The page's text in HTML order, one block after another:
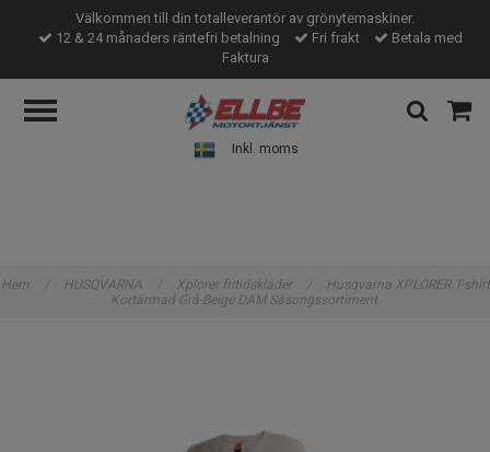
Välkommen till din totalleverantör av grönytemaskiner.
12 & 24 månaders räntefri betalning
Fri frakt
Betala med
Faktura
Inkl. moms
Hem / HUSQVARNA / Xplorer fritidskläder /
Husqvarna XPLORER T-shirt
Kortärmad Grå-Beige DAM Säsongssortiment